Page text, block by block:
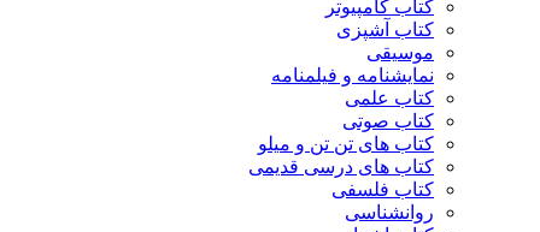
کتاب کامپیوتر
کتاب آشپزی
موسیقی
نمایشنامه و فیلمنامه
کتاب علمی
کتاب صوتی
کتاب های تن تن و میلو
کتاب های درسی قدیمی
کتاب فلسفی
روانشناسی